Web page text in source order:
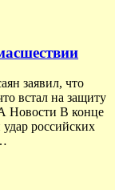
заявил, что
встал на защиту
Новости В конце
российских